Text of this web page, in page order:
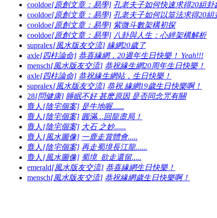
cooldoe[原創文章：易學] 孔老夫子如何快速求得20組卦
cooldoe[原創文章：易學] 孔老夫子如何以筮法求得20組
cooldoe[原創文章：易學] 紫微斗數架構初探
cooldoe[原創文章：易學] 八卦與人生：心經架構解析
supralex[風水版友交流] 緣網20歲了
axle[四柱論命] 恭喜緣網，20週年生日快樂！ Yeah!!!
mensch[風水版友交流] 恭祝緣生網20周年生日快樂！
axle[四柱論命] 恭祝緣生網站，生日快樂！
supralex[風水版友交流] 恭祝 緣網19歲生日快樂啊！
28[問健康] 睡眠不好 甚麽原因 是否同念咒有關
鹿人[陰宅個案] 是牛地喔......
鹿人[陰宅個案] 圓滿…回龍盡局！
鹿人[陰宅個案] 大石 之妙......
鹿人[風水圖像] 一鹿走賞體會.....
鹿人[陰宅個案] 再走蜀境長江龍......
鹿人[風水圖像] 蜀境_欲走還留.....
emerald[風水版友交流] 恭喜緣網生日快樂！
mensch[風水版友交流] 恭祝緣網歲生日快樂啊！